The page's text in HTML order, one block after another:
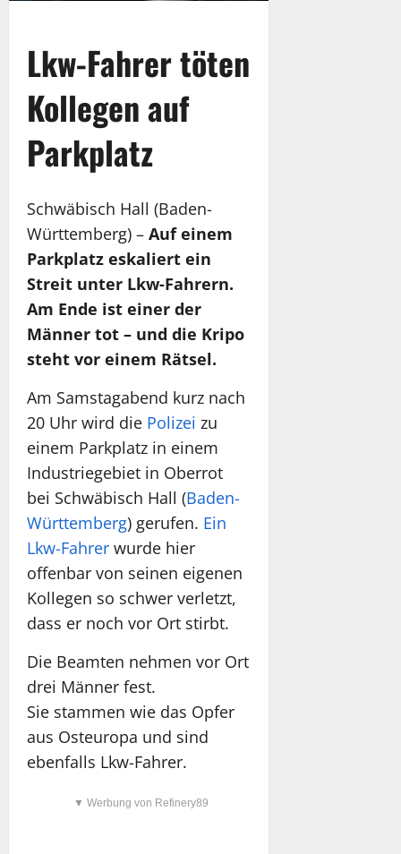
Lkw-Fahrer töten
Kollegen auf
Parkplatz
Schwäbisch Hall (Baden-
Württemberg) – Auf einem
Parkplatz eskaliert ein
Streit unter Lkw-Fahrern.
Am Ende ist einer der
Männer tot – und die Kripo
steht vor einem Rätsel.
Am Samstagabend kurz nach
20 Uhr wird die Polizei zu
einem Parkplatz in einem
Industriegebiet in Oberrot
bei Schwäbisch Hall (Baden-
Württemberg) gerufen. Ein
Lkw-Fahrer wurde hier
offenbar von seinen eigenen
Kollegen so schwer verletzt,
dass er noch vor Ort stirbt.
Die Beamten nehmen vor Ort
drei Männer fest.
Sie stammen wie das Opfer
aus Osteuropa und sind
ebenfalls Lkw-Fahrer.
▼ Werbung von Refinery89